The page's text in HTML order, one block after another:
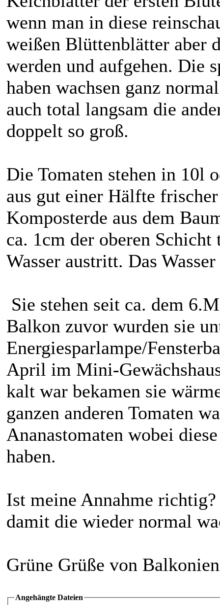
wenn man in diese
weißen Blüttenblätter aber
werden und aufgehen. Die
haben wachsen ganz
auch total langsam die
doppelt so groß.
Die Tomaten stehen in 10l
aus gut einer Hälfte
Komposterde aus dem
ca. 1cm der oberen
Wasser austritt. Das
Sie stehen seit ca. dem
Balkon zuvor wurden sie
Energiesparlampe/
April im Mini-
kalt war bekamen sie
ganzen anderen Tomaten
Ananastomaten wobei
haben.
Ist meine Annahme
damit die wieder normal
Grüne Grüße von Balkonien
Angehängte Dateien